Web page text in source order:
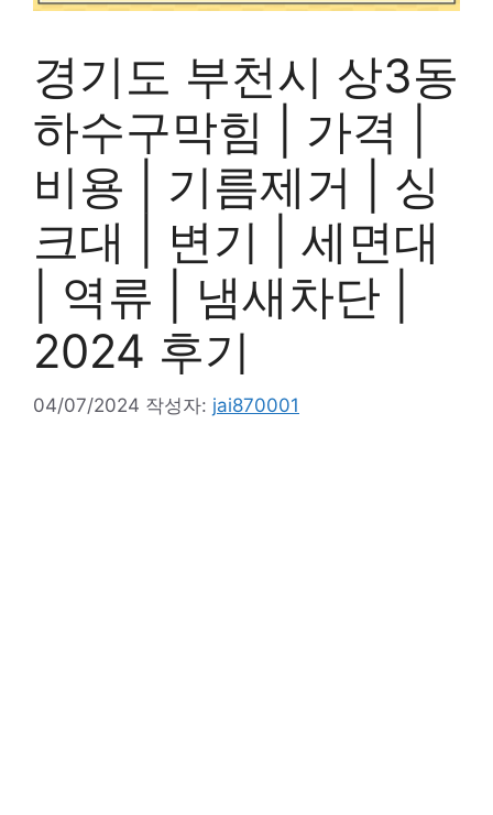
경기도 부천시 상3동
하수구막힘 | 가격 |
비용 | 기름제거 | 싱
크대 | 변기 | 세면대
| 역류 | 냄새차단 |
2024 후기
04/07/2024 작성자: jai870001